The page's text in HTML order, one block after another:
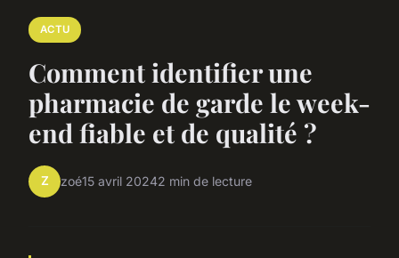
ACTU
Comment identifier une
pharmacie de garde le week-
end fiable et de qualité ?
Z zoé15 avril 20242 min de lecture